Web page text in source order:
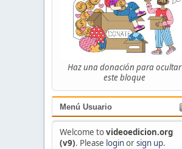
Haz una donación para ocultar
este bloque
Menú Usuario
Welcome tovideoedicion.org
(v9). Please loginorsign up.